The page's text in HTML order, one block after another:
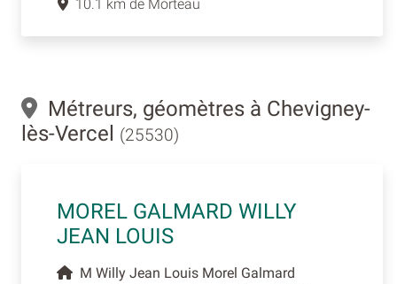
10.1 km de Morteau
Métreurs, géomètres à Chevigney-
lès-Vercel
(25530)
MOREL GALMARD WILLY
JEAN LOUIS
M Willy Jean Louis Morel Galmard